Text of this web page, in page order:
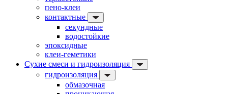
пено-клеи
контактные
секундные
водостойкие
эпоксидные
клеи-геметики
Сухие смеси и гидроизоляция
гидроизоляция
обмазочная